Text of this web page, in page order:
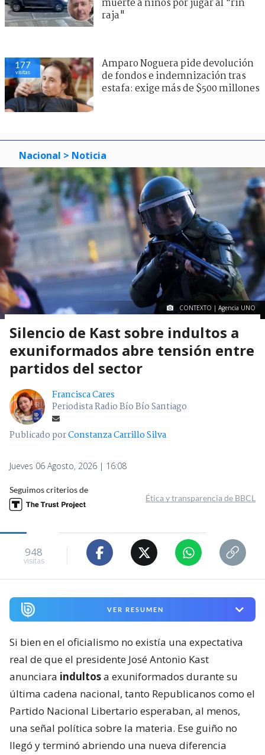
muerte a niños por jugar al "rin
raja"
177
visitas
Amparo Noguera pide devolución
de fondos e indemnización tras
estafa: exige más de $500 millones
Nacional > Noticia
CONTEXTO | Agencia UNO
Silencio de Kast sobre indultos a
exuniformados abre tensión entre
partidos del sector
Francisca Cares
Periodista Radio Bío Bío Santiago
Publicado porConstanza Carrillo Silva
Jueves 06 Agosto, 2026 | 16:08
Seguimos criterios de
Ética y transparencia de BBCL
948
visitas
VER RESUMEN
Si bien en el oficialismo no existía una expectativa
real de que el presidente José Antonio Kast
anunciara indultosa exuniformados durante su
última cadena nacional, tanto Republicanos como el
Partido Nacional Libertario esperaban, al menos,
una señal política sobre la materia. Ese guiño no
llegó y terminó abriendo una nueva diferencia